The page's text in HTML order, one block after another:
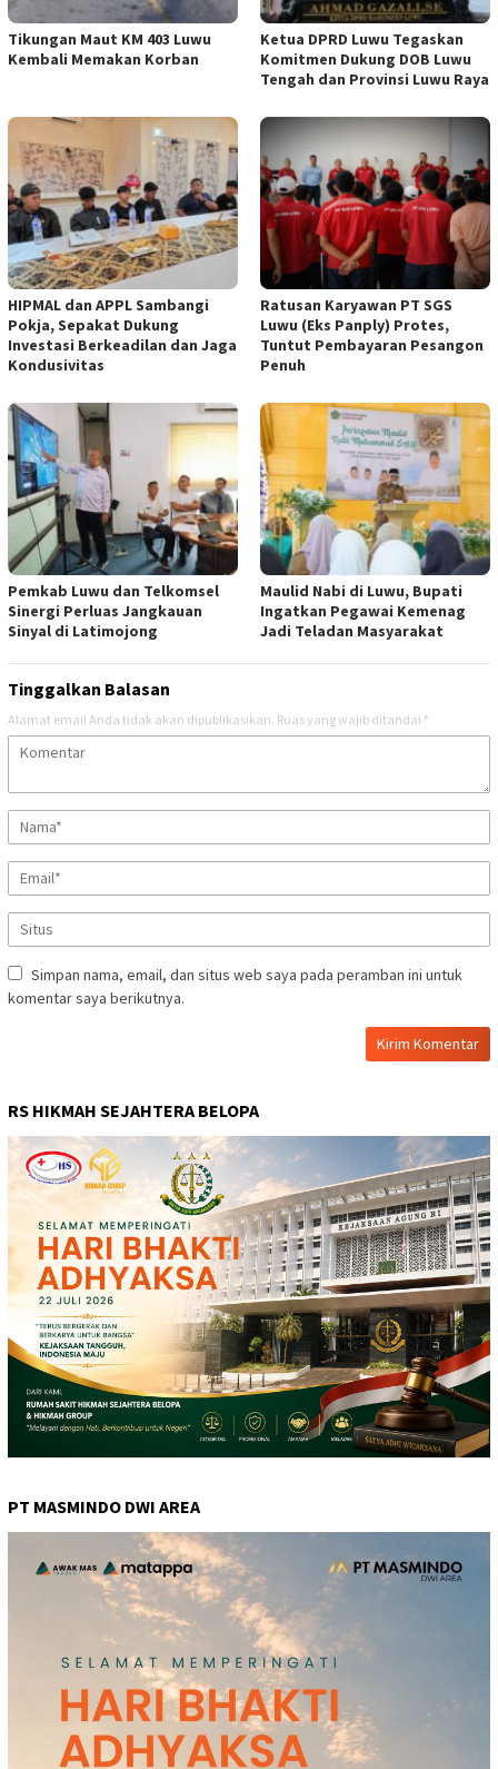
Tikungan Maut KM 403 Luwu
Kembali Memakan Korban
Ketua DPRD Luwu Tegaskan
Komitmen Dukung DOB Luwu
Tengah dan Provinsi Luwu Raya
HIPMAL dan APPL Sambangi
Pokja, Sepakat Dukung
Investasi Berkeadilan dan Jaga
Kondusivitas
Ratusan Karyawan PT SGS
Luwu (Eks Panply) Protes,
Tuntut Pembayaran Pesangon
Penuh
Pemkab Luwu dan Telkomsel
Sinergi Perluas Jangkauan
Sinyal di Latimojong
Maulid Nabi di Luwu, Bupati
Ingatkan Pegawai Kemenag
Jadi Teladan Masyarakat
Tinggalkan Balasan
Alamat email Anda tidak akan dipublikasikan. Ruas yang wajib ditandai *
Simpan nama, email, dan situs web saya pada peramban ini untuk
komentar saya berikutnya.
RS HIKMAH SEJAHTERA BELOPA
PT MASMINDO DWI AREA